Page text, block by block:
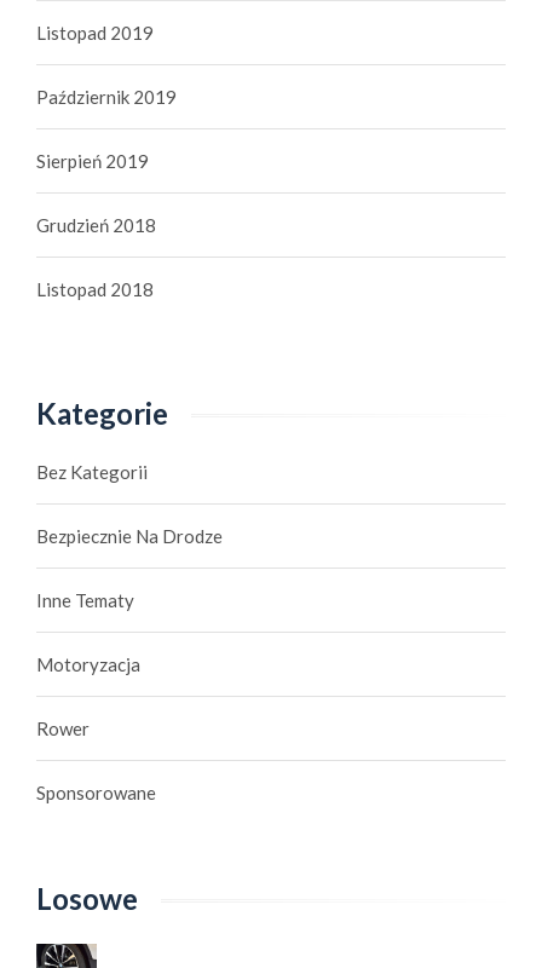
Listopad 2019
Październik 2019
Sierpień 2019
Grudzień 2018
Listopad 2018
Kategorie
Bez Kategorii
Bezpiecznie Na Drodze
Inne Tematy
Motoryzacja
Rower
Sponsorowane
Losowe